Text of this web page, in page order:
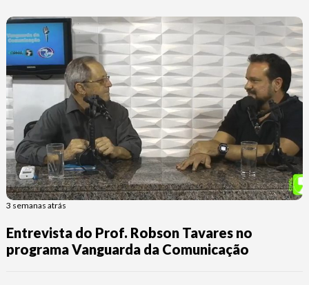
3 semanas atrás
Entrevista do Prof. Robson Tavares no
programa Vanguarda da Comunicação